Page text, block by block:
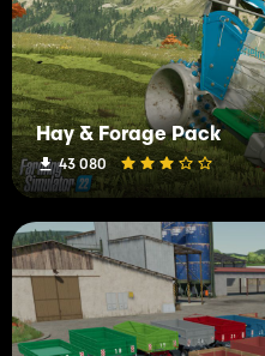
Hay & Forage Pack
43 080